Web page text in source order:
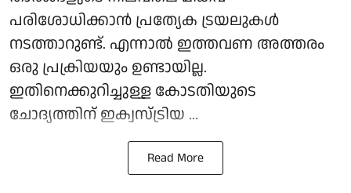
പരിശോധിക്കാന്‍ പ്രത്യേക ട്രയലുകള്‍
നടത്താറുണ്ട്. എന്നാല്‍ ഇത്തവണ അത്തരം
ഒരു പ്രക്രിയയും ഉണ്ടായില്ല.
ഇതിനെക്കുറിച്ചുള്ള കോടതിയുടെ
ചോദ്യത്തിന് ഇക്വസ്ട്രിയ ...
Read More